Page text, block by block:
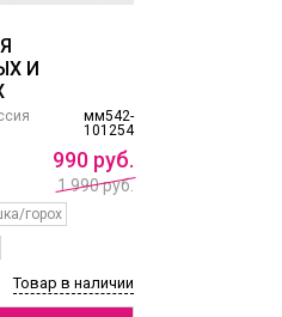
И
мм542-
101254
990 руб.
1 990 руб.
горох
Товар в наличии